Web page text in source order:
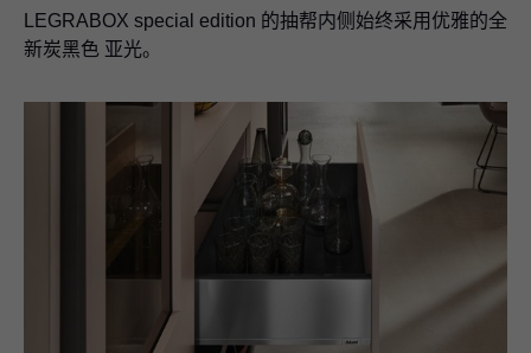
LEGRABOX special edition 的抽帮内侧始终采用优雅的全
新炭黑色 亚光。